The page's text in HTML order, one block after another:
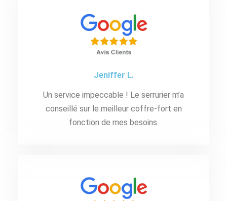
Jeniffer L.
Un service impeccable ! Le serrurier m’a
conseillé sur le meilleur coffre-fort en
fonction de mes besoins.